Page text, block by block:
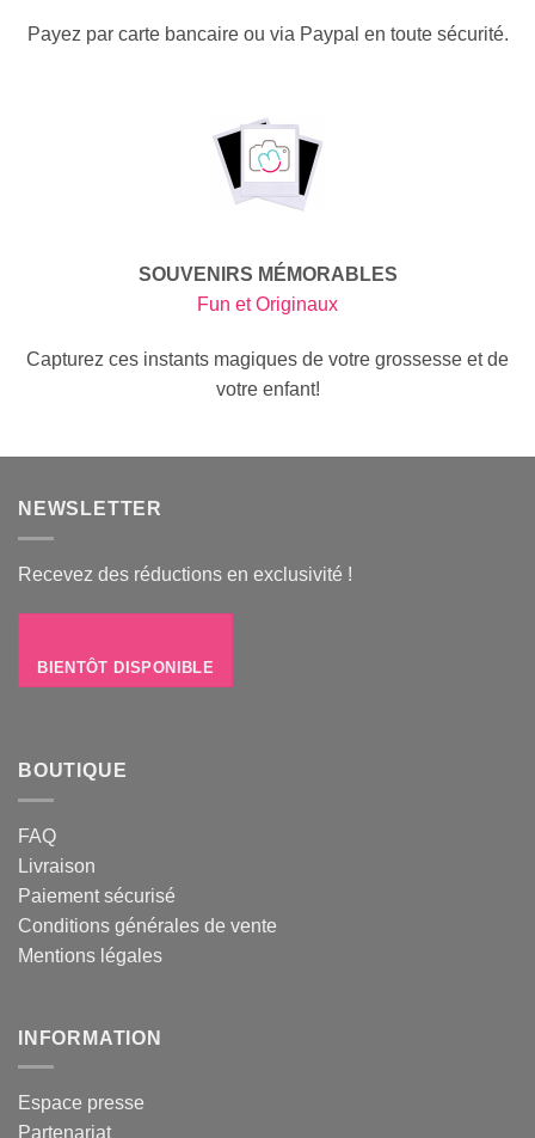
Payez par carte bancaire ou via Paypal en toute sécurité.
SOUVENIRS MÉMORABLES
Fun et Originaux
Capturez ces instants magiques de votre grossesse et de
votre enfant!
NEWSLETTER
Recevez des réductions en exclusivité !
BIENTÔT DISPONIBLE
BOUTIQUE
FAQ
Livraison
Paiement sécurisé
Conditions générales de vente
Mentions légales
INFORMATION
Espace presse
Partenariat